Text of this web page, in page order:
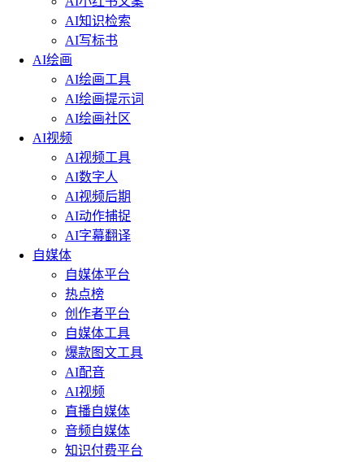
AI知识检索
AI写标书
AI绘画
AI绘画工具
AI绘画提示词
AI绘画社区
AI视频
AI视频工具
AI数字人
AI视频后期
AI动作捕捉
AI字幕翻译
自媒体
自媒体平台
热点榜
创作者平台
自媒体工具
爆款图文工具
AI配音
AI视频
直播自媒体
音频自媒体
知识付费平台